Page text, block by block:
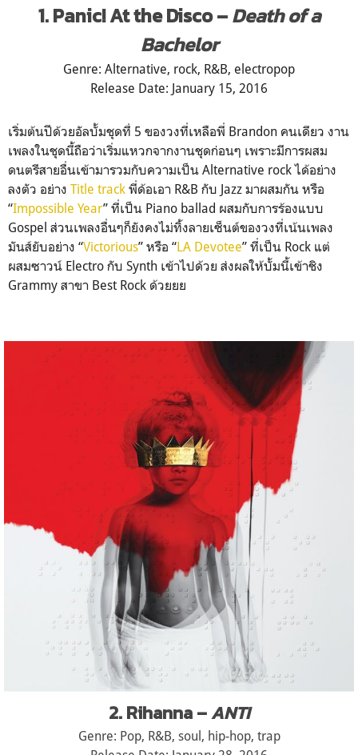
1. Panic! At the Disco –Death of a
Bachelor
Genre: Alternative, rock, R&B, electropop
Release Date: January 15, 2016
เริ่มต้นปีด้วยอัลบั้มชุดที ่ 5 ของวงที่เหลือพี่ Brandon คนเดียว งาน
เพลงในชุดนี้ถือว่าเริ่มแหวกจากงานชุดก่อนๆ เพราะมีการผสม
ดนตรีสายอื่นเข้ามารวมกับความเป็น Alternative rock ได้อย่าง
ลงตัว อย่าง Title track พี่ด้อเอา R&B กับ Jazz มาผสมกัน หรือ
“Impossible Year” ที่เป็น Piano ballad ผสมกับการร้องแบบ
Gospel ส่วนเพลงอื่นๆก็ยังคงไม่ทิ้งลายเซ็นต์ของวงที่เน้นเพลง
มันส์ยับอย่าง “Victorious” หรือ “LA Devotee” ที่เป็น Rock แต่
ผสมซาวน์ Electro กับ Synth เข้าไปด้วย ส่งผลให้บั้มนี้เข้าชิง
Grammy สาขา Best Rock ด้วยยย
2. Rihanna –ANTI
Genre: Pop, R&B, soul, hip-hop, trap